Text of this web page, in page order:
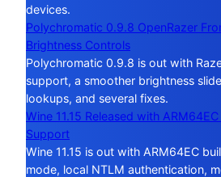
devices.
Polychromatic 0.9.8 OpenRazer
Brightness Controls
Polychromatic 0.9.8 is out with
support, a smoother brightness
lookups, and several fixes.
Wine 11.15 Released with
Support
Wine 11.15 is out with ARM64EC
mode, local NTLM authentication,